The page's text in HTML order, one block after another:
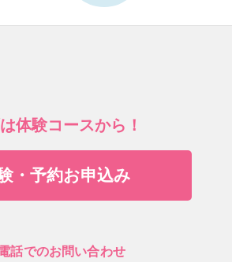
体験コースから！
・予約お申込み
話でのお問い合わせ